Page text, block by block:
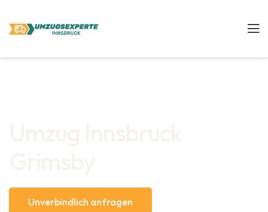
Unverbindlich anfragen